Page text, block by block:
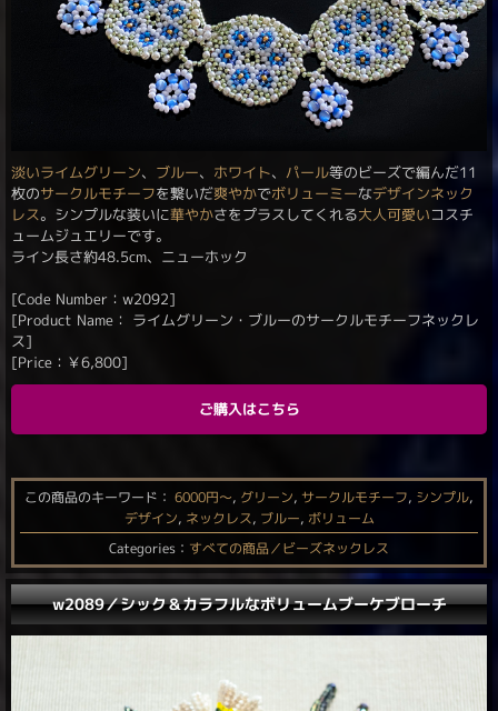
淡いライムグリーン、 ブルー、 ホワイト、 パール等のビーズで編んだ11
枚のサークルモチーフを繋いだ爽やかでボリューミーなデザインネック
レス。シンプルな装いに華やかさをプラスしてくれる大人可愛いコスチ
ュームジュエリーです。
ライン長さ約48.5cm、ニューホック
[Code Number：w2092]
[Product Name： ライムグリーン・ブルーのサークルモチーフネックレ
ス]
[Price： ￥6,800]
ご購入はこちら
この商品のキーワード： 6000円〜, グリーン, サークルモチーフ, シンプル,
デザイン, ネックレス, ブルー, ボリューム
Categories： すべての商品／ビーズネックレス
w2089／シック＆カラフルなボリュームブーケブローチ